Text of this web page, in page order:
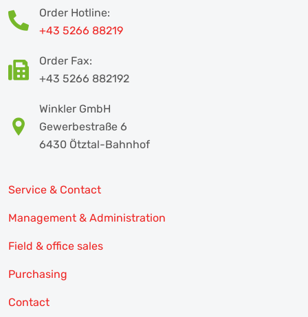
Order Hotline:
+43 5266 88219
Order Fax:
+43 5266 882192
Winkler GmbH
Gewerbestraße 6
6430 Ötztal-Bahnhof
Service & Contact
Management & Administration
Field & office sales
Purchasing
Contact